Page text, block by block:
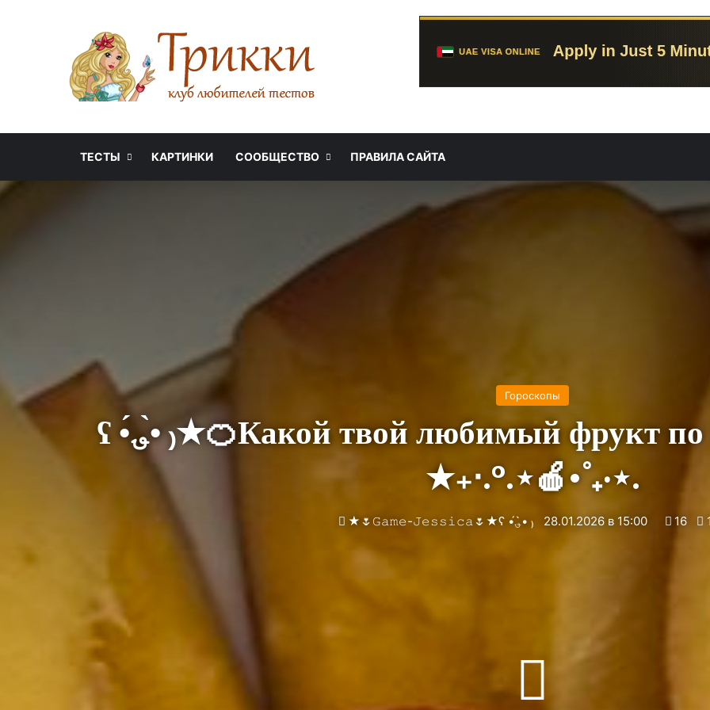
ТЕСТЫ КАРТИНКИ СООБЩЕСТВО ПРАВИЛА САЙТА
Гороскопы
ʕ •́؈•̀ ₎★🍊Какой твой любимый фрукт по знаку зодиака?🥭
★₊‧.°.⋆🍎•˚₊‧⋆.
★🌷𝙶𝚊𝚖𝚎-𝙹𝚎𝚜𝚜𝚒𝚌𝚊🌷★ʕ •́؈•̀ ₎ 28.01.2026 в 15:00 16